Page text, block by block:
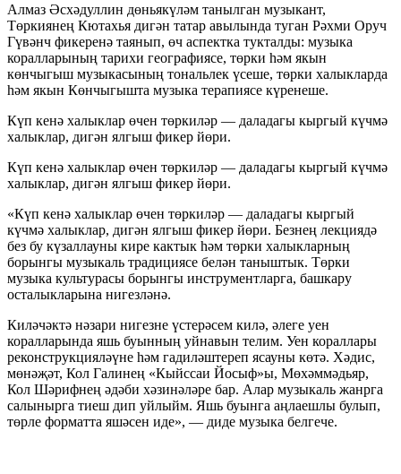
Алмаз Әсхәдуллин дөньякүләм танылган музыкант,
Төркиянең Кютахья дигән татар авылында туган Рәхми Оруч
Гүвәнч фикеренә таянып, өч аспектка тукталды: музыка
коралларының тарихи географиясе, төрки һәм якын
көнчыгыш музыкасының тональлек үсеше, төрки халыкларда
һәм якын Көнчыгышта музыка терапиясе күренеше.
Күп кенә халыклар өчен төркиләр — даладагы кыргый күчмә
халыклар, дигән ялгыш фикер йөри.
Күп кенә халыклар өчен төркиләр — даладагы кыргый күчмә
халыклар, дигән ялгыш фикер йөри.
«Күп кенә халыклар өчен төркиләр — даладагы кыргый
күчмә халыклар, дигән ялгыш фикер йөри. Безнең лекциядә
без бу күзаллауны кире кактык һәм төрки халыкларның
борынгы музыкаль традициясе белән таныштык. Төрки
музыка культурасы борынгы инструментларга, башкару
осталыкларына нигезләнә.
Киләчәктә нәзари нигезне үстерәсем килә, әлеге уен
коралларында яшь буынның уйнавын телим. Уен кораллары
реконструкцияләүне һәм гадиләштереп ясауны көтә. Хәдис,
мөнәҗәт, Кол Галинең «Кыйссаи Йосыф»ы, Мөхәммәдьяр,
Кол Шәрифнең әдәби хәзинәләре бар. Алар музыкаль жанрга
салынырга тиеш дип уйлыйм. Яшь буынга аңлаешлы булып,
төрле форматта яшәсен иде», — диде музыка белгече.